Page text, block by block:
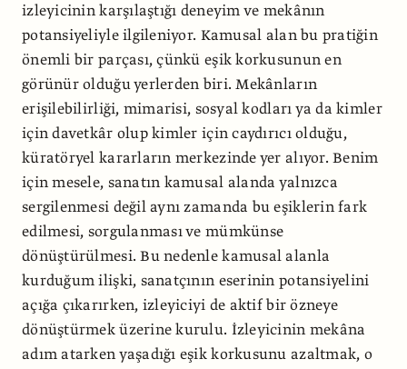
izleyicinin karşılaştığı deneyim ve mekânın
potansiyeliyle ilgileniyor. Kamusal alan bu pratiğin
önemli bir parçası, çünkü eşik korkusunun en
görünür olduğu yerlerden biri. Mekânların
erişilebilirliği, mimarisi, sosyal kodları ya da kimler
için davetkâr olup kimler için caydırıcı olduğu,
küratöryel kararların merkezinde yer alıyor. Benim
için mesele, sanatın kamusal alanda yalnızca
sergilenmesi değil aynı zamanda bu eşiklerin fark
edilmesi, sorgulanması ve mümkünse
dönüştürülmesi. Bu nedenle kamusal alanla
kurduğum ilişki, sanatçının eserinin potansiyelini
açığa çıkarırken, izleyiciyi de aktif bir özneye
dönüştürmek üzerine kurulu. İzleyicinin mekâna
adım atarken yaşadığı eşik korkusunu azaltmak, o